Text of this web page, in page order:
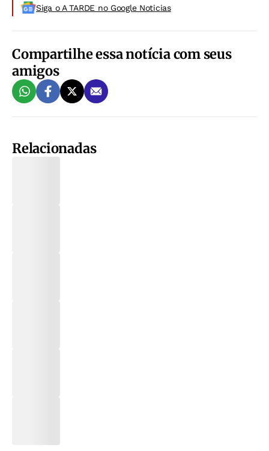
Siga o A TARDE no Google Noticias
Compartilhe essa notícia com seus
amigos
Relacionadas